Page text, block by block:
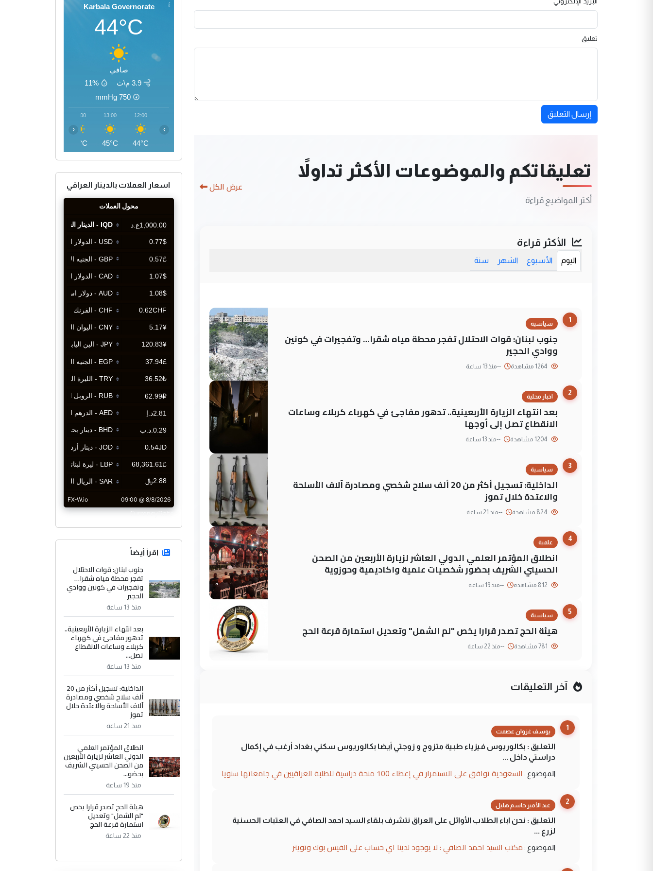
تعليق
إرسال التعليق
تعليقاتكم والموضوعات الأكثر تداولاً
أكثر المواضيع قراءة
عرض الكل
الأكثر قراءة
اليوم الأسبوع الشهر سنة
1
سياسية
جنوب لبنان: قوات الاحتلال تفجر محطة مياه شقرا… وتفجيرات في كونين
ووادي الحجير
--منذ 13 ساعة
2
اخبار محلية
بعد انتهاء الزيارة الأربعينية.. تدهور مفاجئ في كهرباء كربلاء وساعات
الانقطاع تصل إلى أوجها
--منذ 13 ساعة
3
سياسية
الداخلية: تسجيل أكثر من 20 ألف سلاح شخصي ومصادرة آلاف الأسلحة
والاعتدة خلال تموز
--منذ 21 ساعة
4
علمية
انطلاق المؤتمر العلمي الدولي العاشر لزيارة الأربعين من الصحن
الحسيني الشريف بحضور شخصيات علمية واكاديمية وحوزوية
--منذ 19 ساعة
5
سياسية
هيئة الحج تصدر قرارا يخص "لم الشمل" وتعديل استمارة قرعة الحج
--منذ 22 ساعة
آخر التعليقات
1
يوسف غزوان عصمت
التعليق : بكالوريوس فيزياء طبية متزوج و زوجتي أيضا بكالوريوس سكني بغداد أرغب في إكمال
دراستي داخل ...
الموضوع : السعودية توافق على الاستمرار في إعطاء 100 منحة دراسية للطلبة العراقيين في جامعاتها سنويا
2
عبد الأمير جاسم هليل
التعليق : نحن اباء الطلاب الأوائل على العراق نتشرف بلقاء السيد احمد الصافي في العتبات الحسنية
لزرع ...
الموضوع : مكتب السيد احمد الصافي : لا يوجود لدينا اي حساب على الفيس بوك وتويتر
Karbala Governorate
44°C
صافي
3.9 م\ث
11%
750
mmHg
12:00
44°C
13:00
45°C
14:00
45°C
‹ ›
اسعار العملات بالدينار العراقي
CurrencyRate
اقرأ أيضاً
جنوب لبنان: قوات الاحتلال
تفجر محطة مياه شقرا…
وتفجيرات في كونين ووادي
الحجير
منذ 13 ساعة
بعد انتهاء الزيارة الأربعينية..
تدهور مفاجئ في كهرباء
كربلاء وساعات الانقطاع
تصل...
منذ 13 ساعة
الداخلية: تسجيل أكثر من 20
ألف سلاح شخصي ومصادرة
آلاف الأسلحة والاعتدة خلال
تموز
منذ 21 ساعة
انطلاق المؤتمر العلمي
الدولي العاشر لزيارة الأربعين
من الصحن الحسيني الشريف
بحضو...
منذ 19 ساعة
هيئة الحج تصدر قرارا يخص
"لم الشمل" وتعديل
استمارة قرعة الحج
منذ 22 ساعة